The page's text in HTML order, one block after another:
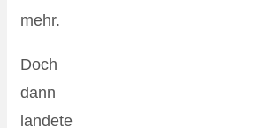
mehr.
Doch
dann
landete